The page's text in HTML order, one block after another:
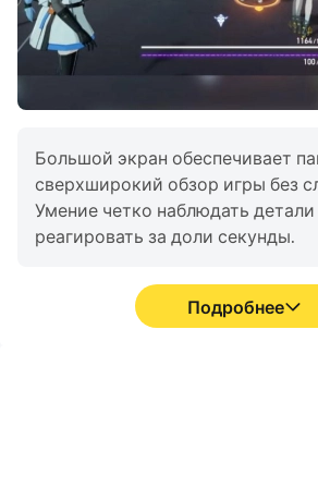
Большой экран обеспечивает
сверхширокий обзор игры без
Умение четко наблюдать
реагировать за доли секунды.
Подробнее